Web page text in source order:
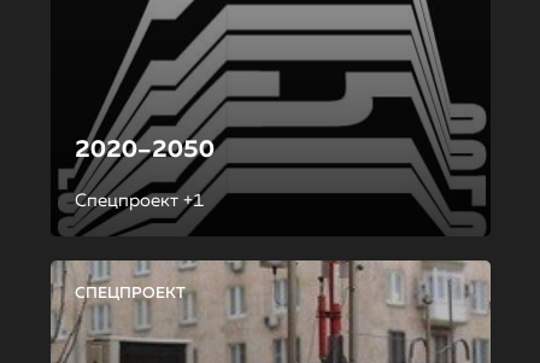
2020–2050
Спецпроект +1
СПЕЦПРОЕКТ